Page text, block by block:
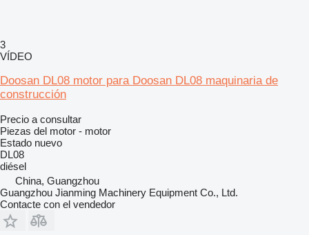
3
VÍDEO
Doosan DL08 motor para Doosan DL08 maquinaria de
construcción
Precio a consultar
Piezas del motor - motor
Estado nuevo
DL08
diésel
China, Guangzhou
Guangzhou Jianming Machinery Equipment Co., Ltd.
Contacte con el vendedor